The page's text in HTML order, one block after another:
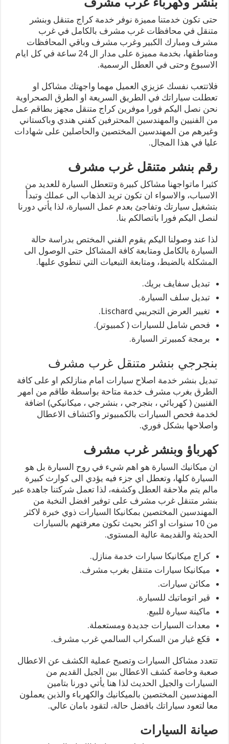
حتى تكون خدمتنا مميزة نوفر خدمة كراج متنقل وبنشر
متنقل في محافظات غرب مشرف بالكامل في غرب
مشرف ومبارك الكبير وغرب مشرف وباقي المحافظات
ومناطقها، بخدمة مميزة على مدار ال 24 ساعة في كل ايام
الاسبوع وحتى في العطل الرسمية.
فلاتتعب نفسك عزيزي العميل مهما واجهتك مشاكل او
تعطلت سياراتك في الطريق السريعة او الطرق الصحراوية
نحن نصل اليكم فورا موفرين كراج متنقل مجهز بطاقم عمل
من الفنيين والمهندسين المحترفين كفني هندي وباكستاني
وغيرهم من المهندسين المختصين والحاصلين على شهادات
عليا في هذا المجال.
رقم بنشر متنقل غرب مشرف
كثيرا ماتواجهنا مشاكل كبيرة وتتعطل السيارة للعديد من
الاسباب، والاسواء ان تكون تريد الذهاب الى عملك وتبدأ
بتشغيل سيارتك وتفاجئ بعدم عمل السيارة، لذا يأتي دورنا
لنصل اليكم فورا باتصالكم بنا.
لذا عند وصولنا اليكم يقوم الفني المختص بدراسة حالة
السيارة بالكامل ومتابعة كافة المشاكل حتى الوصول الى
المشكلة بالضبط، ومتابعة التبعيات التي تنطوي عليها.
تبديل سفايف بريك.
تبديل سلف السيارة.
تغيير العرض التجريبي Lischard.
فحص شامل للسيارات ( كمبيوتر).
برمجة كمبيرتر السيارة.
بنجرجي بنشر متنقل غرب مشرف
تبديل بنشر خدمة اصلاح سيارات امام منازلكم او على كافة
الطرق بغرب مشرف خدمة متاحة بواسطة طاقم من امهر
الفنيين ( كهربائي ، بنجرجي ، بنشرجي ، ميكانيكي) اضافة
لخدمة فحص السيارات بالكمبيوتر واكتشاف الاعطال
واصلاحها بشكل فوري.
كهرباؤ وبنشر غرب مشرف
ان ميكانيك السيارة هو اهم شيء في روح السيارة بل هو
السيارة كلها، وتعطل اي جزء فيه يؤدي الى كوارث كبيرة
مالم يتم ملاحقة العطل وكشفه، لذا تعمل شركتنا جاهدة عبر
بنشر متنقل غرب مشرف على توفير افضل النخبة من
المهندسين المختصين بمكانيكا السيارات ذوي خبرة لاكثر
من 10 سنوات او اكثر بحيث تكون معرفتهم بالسيارات
الحديثة والقديمة عالية المستوى.
كراج ميكانيكا سيارات خدمة منازل.
ميكانيكا سيارات متنقل بغرب مشرف.
مكائن سيارات.
قير اتوماتيك للسيارة.
ماكينة سيارة للبيع.
معدات السيارات جديدة ومستعملة.
قكع غيار من السكراب السالمي غرب مشرف.
تتعدد مشاكل السيارات وتصبح عملية الكشف عن الاعطال
صعبة وخاصة كشف الاعطال بين الجيل القديم من
السيارات والجيل الحديث لذا هنا يأتي دورنا بتامين
المهندسين المختصين بالميكانيك والكهرباء والذين يعملون
معا لتعود سياراتك بافضل حالة، لتقود بامان عالي.
صيانة السيارات